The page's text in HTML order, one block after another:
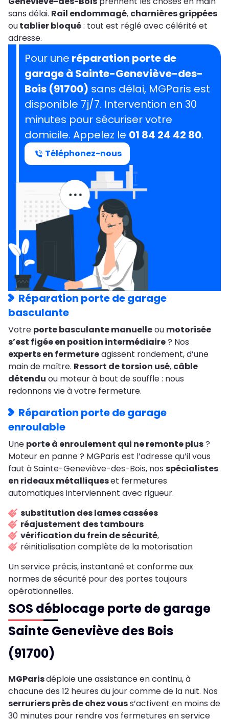
sans délai. Rail endommagé, charnières grippées
outablier bloqué: tout est réglé avec célérité et
adresse.
Pour une réparation porte de
garage à Sainte-Geneviève-des-
Bois (91700) sans délai, MGParis est
disponible 7j/7. Intervention en 30
minutes pour sécuriser votre
domicile. Appelez le 01 84 24 42 80.
Téléphonez-nous
Réparation porte de garage
basculante
Votre porte basculante manuelleou motorisée
s’est figée en position intermédiaire? Nos
experts en fermetureagissent rondement, d’une
main de maître. Ressort de torsion usé, câble
détendu ou moteur à bout de souffle : nous
redonnons vie à votre fermeture.
Réparation porte de garage
enroulable
Une porte à enroulement qui ne remonte plus?
Moteur en panne ? MGParis est l’adresse qu’il vous
faut à Sainte-Geneviève-des-Bois, nos spécialistes
en rideaux métalliqueset fermetures
automatiques interviennent avec rigueur.
substitution des lames cassées
réajustement des tambours
vérification du frein de sécurité,
réinitialisation complète de la motorisation
Un service précis, instantané et conforme aux
normes de sécurité pour des portes toujours
opérationnelles.
SOS déblocage porte de garage
Sainte Geneviève des Bois
(91700)
MGParisdéploie une assistance en continu, à
chacune des 12 heures du jour comme de la nuit. Nos
serruriers près de chez vouss’activent en moins de
30 minutes pour rendre vos fermetures en service